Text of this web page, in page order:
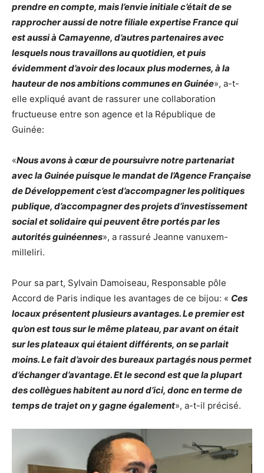
prendre en compte, mais l’envie initiale c’était de se
rapprocher aussi de notre filiale expertise France qui
est aussi à Camayenne, d’autres partenaires avec
lesquels nous travaillons au quotidien, et puis
évidemment d’avoir des locaux plus modernes, à la
hauteur de nos ambitions communes en Guinée», a-t-
elle expliqué avant de rassurer une collaboration
fructueuse entre son agence et la République de
Guinée:
«Nous avons à cœur de poursuivre notre partenariat
avec la Guinée puisque le mandat de l’Agence Française
de Développement c’est d’accompagner les politiques
publique, d’accompagner des projets d’investissement
social et solidaire qui peuvent être portés par les
autorités guinéennes», a rassuré Jeanne vanuxem-
milleliri.
Pour sa part, Sylvain Damoiseau, Responsable pôle
Accord de Paris indique les avantages de ce bijou: « Ces
locaux présentent plusieurs avantages. Le premier est
qu’on est tous sur le même plateau, par avant on était
sur les plateaux qui étaient différents, on se parlait
moins. Le fait d’avoir des bureaux partagés nous permet
d’échanger d’avantage. Et le second est que la plupart
des collègues habitent au nord d’ici, donc en terme de
temps de trajet on y gagne également», a-t-il précisé.